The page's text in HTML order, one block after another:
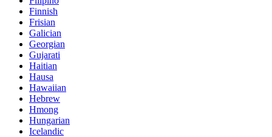
Finnish
Frisian
Galician
Georgian
Gujarati
Haitian
Hausa
Hawaiian
Hebrew
Hmong
Hungarian
Icelandic